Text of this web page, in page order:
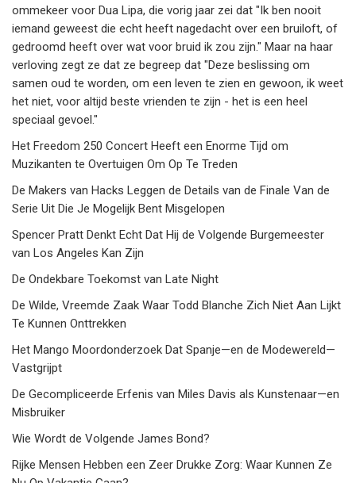
ommekeer voor Dua Lipa, die vorig jaar zei dat "Ik ben nooit
iemand geweest die echt heeft nagedacht over een bruiloft, of
gedroomd heeft over wat voor bruid ik zou zijn." Maar na haar
verloving zegt ze dat ze begreep dat "Deze beslissing om
samen oud te worden, om een leven te zien en gewoon, ik weet
het niet, voor altijd beste vrienden te zijn - het is een heel
speciaal gevoel."
Het Freedom 250 Concert Heeft een Enorme Tijd om
Muzikanten te Overtuigen Om Op Te Treden
De Makers van Hacks Leggen de Details van de Finale Van de
Serie Uit Die Je Mogelijk Bent Misgelopen
Spencer Pratt Denkt Echt Dat Hij de Volgende Burgemeester
van Los Angeles Kan Zijn
De Ondekbare Toekomst van Late Night
De Wilde, Vreemde Zaak Waar Todd Blanche Zich Niet Aan Lijkt
Te Kunnen Onttrekken
Het Mango Moordonderzoek Dat Spanje—en de Modewereld—
Vastgrijpt
De Gecompliceerde Erfenis van Miles Davis als Kunstenaar—en
Misbruiker
Wie Wordt de Volgende James Bond?
Rijke Mensen Hebben een Zeer Drukke Zorg: Waar Kunnen Ze